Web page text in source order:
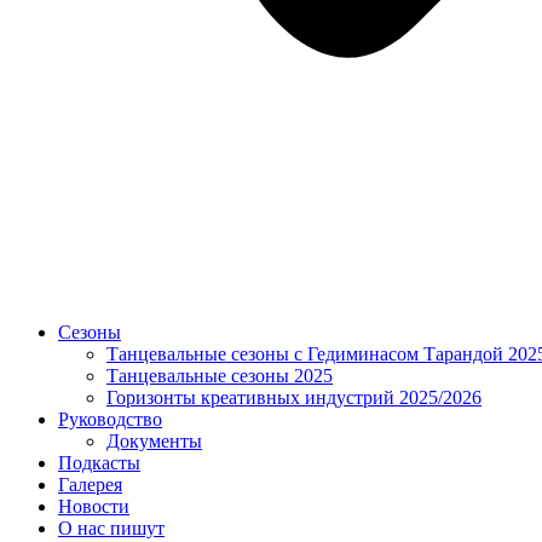
Сезоны
Танцевальные сезоны с Гедиминасом Тарандой
Танцевальные сезоны 2025
Горизонты креативных индустрий 2025/2026
Руководство
Документы
Подкасты
Галерея
Новости
О нас пишут